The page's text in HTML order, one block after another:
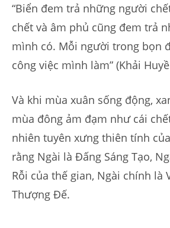
“Biển đem trả những người
chết và âm phủ cũng đem trả
mình có. Mỗi người trong bọn
công việc mình làm” (Khải
Và khi mùa xuân sống động,
mùa đông ảm đạm như cái
nhiên tuyên xưng thiên tính
rằng Ngài là Đấng Sáng Tạo,
Rỗi của thế gian, Ngài chính là
Thượng Đế.